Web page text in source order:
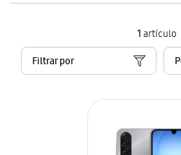
1artículo
Filtrar por